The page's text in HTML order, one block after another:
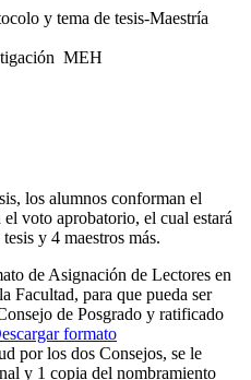
y tema de tesis-Maestría
investigación MEH
los alumnos conforman el
voto aprobatorio, el cual estará
y 4 maestros más.
de Asignación de Lectores en
Facultad, para que pueda ser
de Posgrado y ratificado
formato
por los dos Consejos, se le
y 1 copia del nombramiento